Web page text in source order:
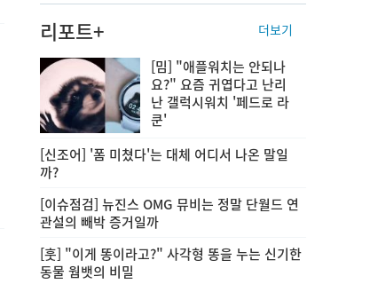
리포트+ 더보기
[밈] "애플워치는 안되나
요?" 요즘 귀엽다고 난리
난 갤럭시워치 '페드로 라
쿤'
[신조어] '폼 미쳤다'는 대체 어디서 나온 말일
까?
[이슈점검] 뉴진스 OMG 뮤비는 정말 단월드 연
관설의 빼박 증거일까
[훗] "이게 똥이라고?" 사각형 똥을 누는 신기한
동물 웜뱃의 비밀